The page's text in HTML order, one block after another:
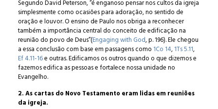
Segundo David Peterson, “é enganoso pensar nos cultos da igreja
simplesmente como ocasiões para adoração, no sentido de
oração e louvor. O ensino de Paulo nos obriga a reconhecer
também a importância central do conceito de edificação na
reunião do povo de Deus”(Engaging with God, p. 196). Ele chegou
a essa conclusão com base em passagens como 1Co 14,1Ts 5.11,
Ef 4.11-16e outras. Edificamos os outros quando o que dizemos e
fazemos edifica as pessoas e fortalece nossa unidade no
Evangelho.
2. As cartas do Novo Testamento eram lidas em reuniões
da igreja.